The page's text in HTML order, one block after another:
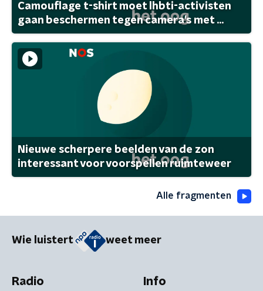
Camouflage t-shirt moet lhbti-activisten
gaan beschermen tegen camera's met ...
Nieuwe scherpere beelden van de zon
interessant voor voorspellen ruimteweer
Alle fragmenten
Wie luistert weet meer
Radio Info